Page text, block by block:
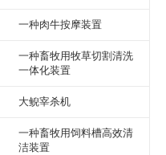
一种肉牛按摩装置
一种畜牧用牧草切割清洗
一体化装置
大鲵宰杀机
一种畜牧用饲料槽高效清
洁装置